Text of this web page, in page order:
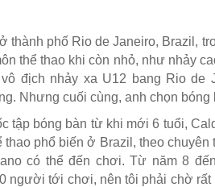
ở thành phố Rio de Janeiro, Brazil,
thể thao khi còn nhỏ, như nhảy
địch nhảy xa U12 bang Rio de
Nhưng cuối cùng, anh chọn bóng
tập bóng bàn từ khi mới 6 tuổi,
thao phổ biến ở Brazil, theo chuyên
có thể đến chơi. Từ năm 8
người tới chơi, nên tôi phải chờ rất